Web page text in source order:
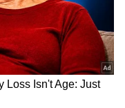
ಜಾತಕದಲ್ಲಿನ ಎಲ್ಲ 12
ಬೀರುತ್ತದೆ. ರಾಹು
ಅವುಗಳನ್ನು